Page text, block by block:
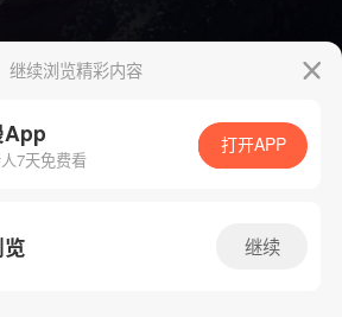
App免费看
继续浏览精彩内容
App
7天免费看
打开APP
继续